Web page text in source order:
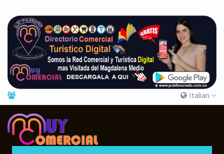
Italian